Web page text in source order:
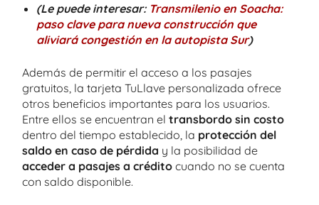
(Le puede interesar: Transmilenio en Soacha:
paso clave para nueva construcción que
aliviará congestión en la autopista Sur)
Además de permitir el acceso a los pasajes
gratuitos, la tarjeta TuLlave personalizada ofrece
otros beneficios importantes para los usuarios.
Entre ellos se encuentran el transbordo sin costo
dentro del tiempo establecido, la protección del
saldo en caso de pérdida y la posibilidad de
acceder a pasajes a crédito cuando no se cuenta
con saldo disponible.